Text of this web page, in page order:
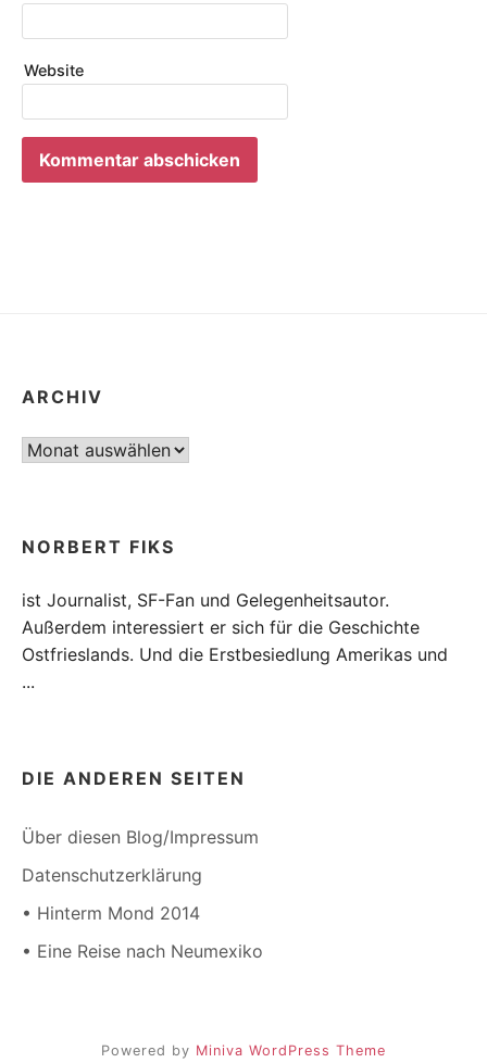
Website
ARCHIV
Archiv
NORBERT FIKS
ist Journalist, SF-Fan und Gelegenheitsautor.
Außerdem interessiert er sich für die Geschichte
Ostfrieslands. Und die Erstbesiedlung Amerikas und
...
DIE ANDEREN SEITEN
Über diesen Blog/Impressum
Datenschutzerklärung
• Hinterm Mond 2014
• Eine Reise nach Neumexiko
Powered by Miniva WordPress Theme